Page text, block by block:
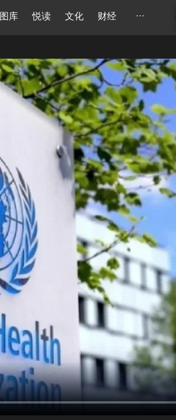
图库 悦读 文化 财经 ···